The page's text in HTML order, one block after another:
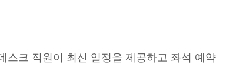
스크 직원이 최신 일정을 제공하고 좌석 예약